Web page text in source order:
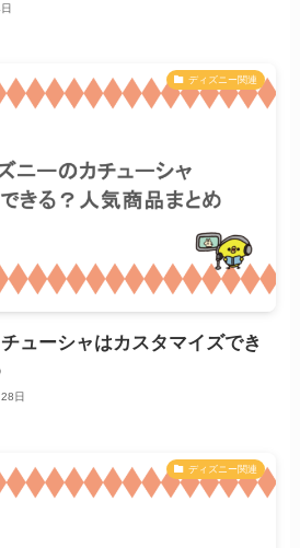
ディズニー関連
ューシャはカスタマイズでき
日
ディズニー関連